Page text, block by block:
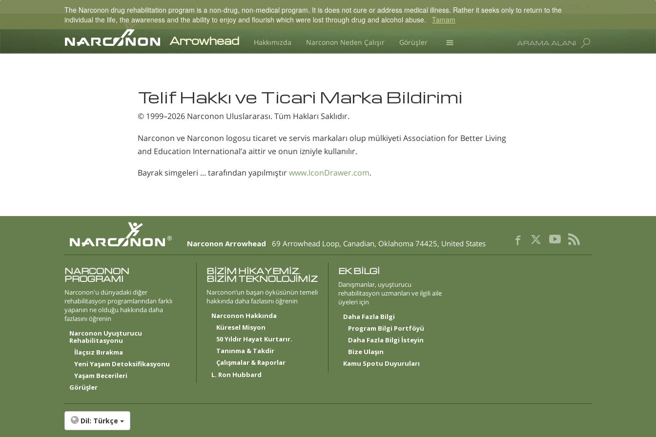
Hakkımızda Narconon Neden Çalışır Görüşler ARAMA ALANI
Dansk
Deutsch
Svenska
Nepali
Arabic
Telif Hakkı ve Ticari Marka Bildirimi
© 1999–2026 Narconon Uluslararası. Tüm Hakları Saklıdır.
Narconon ve Narconon logosu ticaret ve servis markaları olup mülkiyeti Association for Better Living
and Education International’a aittir ve onun izniyle kullanılır.
Bayrak simgeleri ... tarafından yapılmıştırwww.IconDrawer.com.
®
Narconon Arrowhead 69 Arrowhead Loop, Canadian, Oklahoma 74425, United States
NARCONON
PROGRAMI
Narconon'u dünyadaki diğer
rehabilitasyon programlarından farklı
yapanın ne olduğu hakkında daha
fazlasını öğrenin
Narconon Uyuşturucu
Rehabilitasyonu
İlaçsız Bırakma
Yeni Yaşam Detoksifikasyonu
Yaşam Becerileri
Görüşler
BİZİM HİKAYEMİZ.
BİZİM TEKNOLOJİMİZ
Narconon’un başarı öyküsünün temeli
hakkında daha fazlasını öğrenin
Narconon Hakkında
Küresel Misyon
50 Yıldır Hayat Kurtarır.
Tanınma & Takdir
Çalışmalar & Raporlar
L. Ron Hubbard
EK BİLGİ
Danışmanlar, uyuşturucu
rehabilitasyon uzmanları ve ilgili aile
üyeleri için
Daha Fazla Bilgi
Program Bilgi Portföyü
Daha Fazla Bilgi İsteyin
Bize Ulaşın
Kamu Spotu Duyuruları
Dil: Türkçe
The Narconon drug rehabilitation program is a non-drug, non-medical program. It is does not cure or address medical illness. Rather it seeks only to return to the
individual the life, the awareness and the ability to enjoy and flourish which were lost through drug and alcohol abuse. Tamam